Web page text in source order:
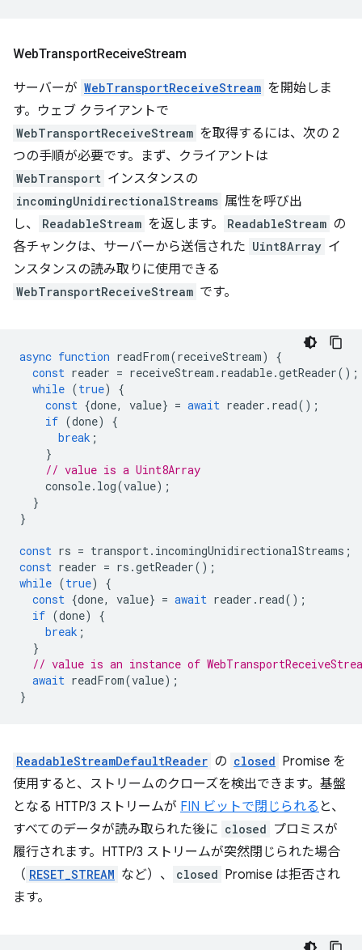
WebTransportReceiveStream
サーバーが WebTransportReceiveStream を開始しま
す。ウェブ クライアントで
WebTransportReceiveStream を取得するには、次の 2
つの手順が必要です。まず、クライアントは
WebTransport インスタンスの
incomingUnidirectionalStreams 属性を呼び出
し、
ReadableStream を返します。 ReadableStream の
各チャンクは、サーバーから送信された Uint8Array イ
ンスタンスの読み取りに使用できる
WebTransportReceiveStream です。
async function readFrom(receiveStream)
{
const reader = receiveStream . readable.getReader();
while (true)
{
const {done, value} = await reader . read();
if (done)
{
break ;
}
// value is a Uint8Array
console. log(value);
}
}
const rs = transport. incomingUnidirectionalStreams ;
const reader = rs .getReader();
while (true)
{
const {done, value} = await reader . read();
if (done)
{
break ;
}
// value is an instance of
await readFrom(value);
}
ReadableStreamDefaultReader の closed Promise を
使用すると、ストリームのクローズを検出できます。基盤
となる HTTP/3 ストリームが FIN ビットで閉じられる と、
すべてのデータが読み取られた後に closed プロミスが
履行されます。HTTP/3 ストリームが突然閉じられた場合
（ RESET_STREAM など）、 closed Promise は拒否され
ます。